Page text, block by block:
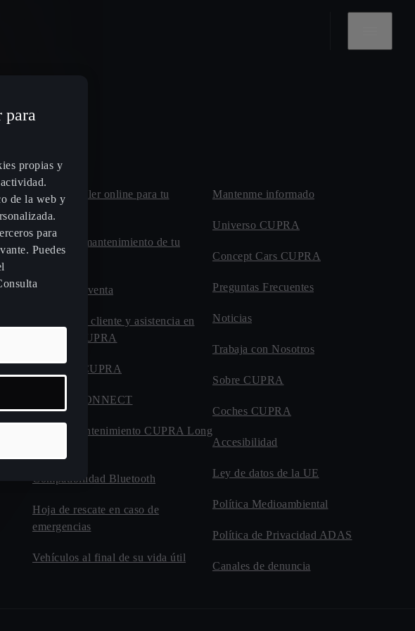
Pide cita taller online para tu
CUPRA
Calcula el mantenimiento de tu
Ofertas Posventa
Atención al cliente y asistencia en
carretera CUPRA
Manuales CUPRA
CUPRA CONNECT
Plan de mantenimiento CUPRA Long
Compatibilidad Bluetooth
Hoja de rescate en caso de
emergencias
Vehículos al final de su vida útil
Mantenme informado
Universo CUPRA
Concept Cars CUPRA
Preguntas Frecuentes
Noticias
Trabaja con Nosotros
Sobre CUPRA
Coches CUPRA
Accesibilidad
Ley de datos de la UE
Política Medioambiental
Política de Privacidad ADAS
Canales de denuncia
para
propias y
de la web y
para
Puedes